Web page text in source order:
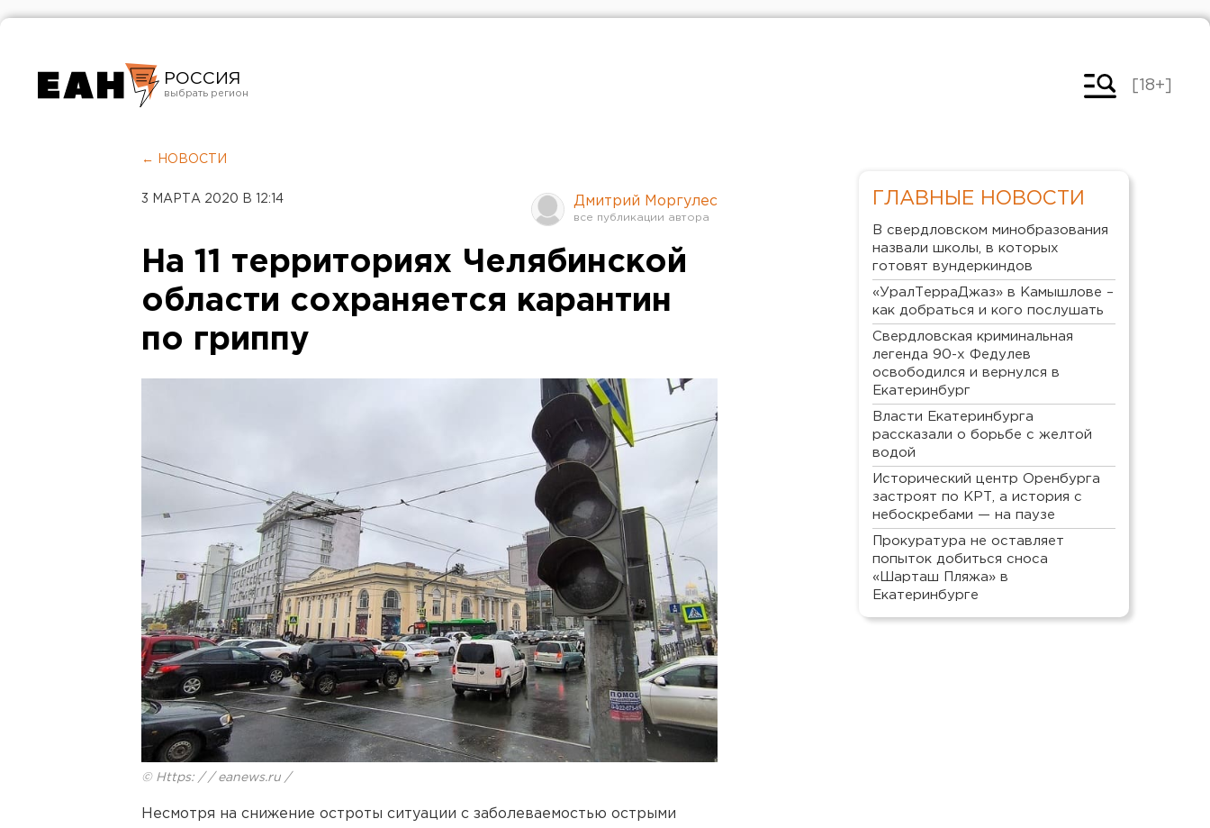
РОССИЯ
Челябинск
[18+]
← НОВОСТИ
3 МАРТА 2020 В 12:14 Дмитрий Моргулес
На 11 территориях Челябинской
области сохраняется карантин
по гриппу
© Https: / / eanews.ru /
Несмотря на снижение остроты ситуации с заболеваемостью острыми
ГЛАВНЫЕ НОВОСТИ
В свердловском минобразования
назвали школы, в которых
готовят вундеркиндов
«УралТерраДжаз» в Камышлове –
как добраться и кого послушать
Свердловская криминальная
легенда 90-х Федулев
освободился и вернулся в
Екатеринбург
Власти Екатеринбурга
рассказали о борьбе с желтой
водой
Исторический центр Оренбурга
застроят по КРТ, а история с
небоскребами — на паузе
Прокуратура не оставляет
попыток добиться сноса
«Шарташ Пляжа» в
Екатеринбурге